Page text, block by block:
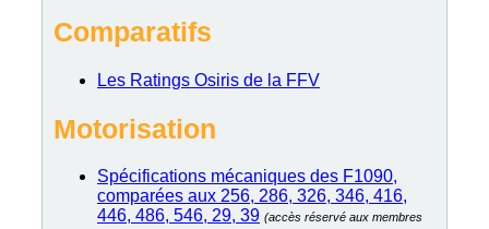
Comparatifs
Les Ratings Osiris de la FFV
Motorisation
Spécifications mécaniques des F1090,
comparées aux 256, 286, 326, 346, 416,
446, 486, 546, 29, 39 (accès réservé aux membres